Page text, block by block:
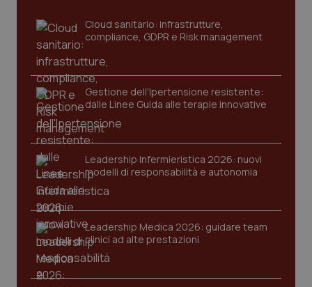
Cloud sanitario: infrastrutture,
compliance, GDPR e Risk management
Gestione dell'Ipertensione resistente:
dalle Linee Guida alle terapie innovative
Leadership Infermieristica 2026: nuovi
modelli di responsabilità e autonomia
Leadership Medica 2026: guidare team
clinici ad alte prestazioni
www.quotidianosanita.it